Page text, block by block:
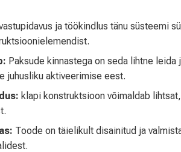
ja töökindlus tänu süsteemi
Paksude kinnastega on seda lihtne leida
juhusliku aktiveerimise eest.
klapi konstruktsioon võimaldab
Toode on täielikult disainitud ja